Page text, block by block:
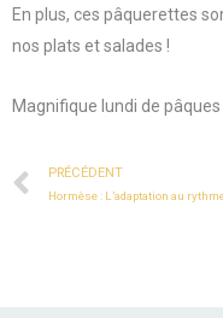
En plus, ces pâquerettes
nos plats et salades !
Magnifique lundi de pâques
Prev
PRÉCÉDENT